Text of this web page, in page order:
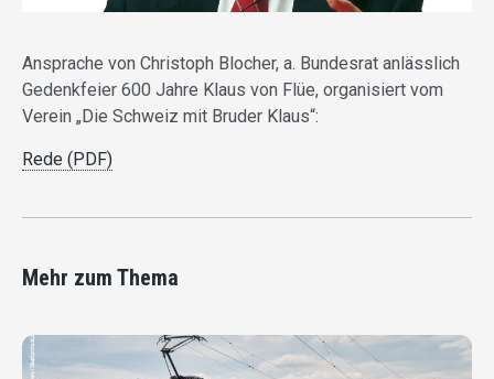
Ansprache von Christoph Blocher, a. Bundesrat anlässlich
Gedenkfeier 600 Jahre Klaus von Flüe, organisiert vom
Verein „Die Schweiz mit Bruder Klaus“:
Rede (PDF)
Mehr zum Thema